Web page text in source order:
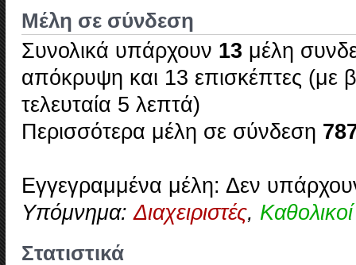
Μέλη σε σύνδεση
Συνολικά υπάρχουν 13 μέλη
απόκρυψη και 13 επισκέπτες (με
τελευταία 5 λεπτά)
Περισσότερα μέλη σε σύνδεση
Εγγεγραμμένα μέλη: Δεν
Υπόμνημα:Διαχειριστές,
Στατιστικά